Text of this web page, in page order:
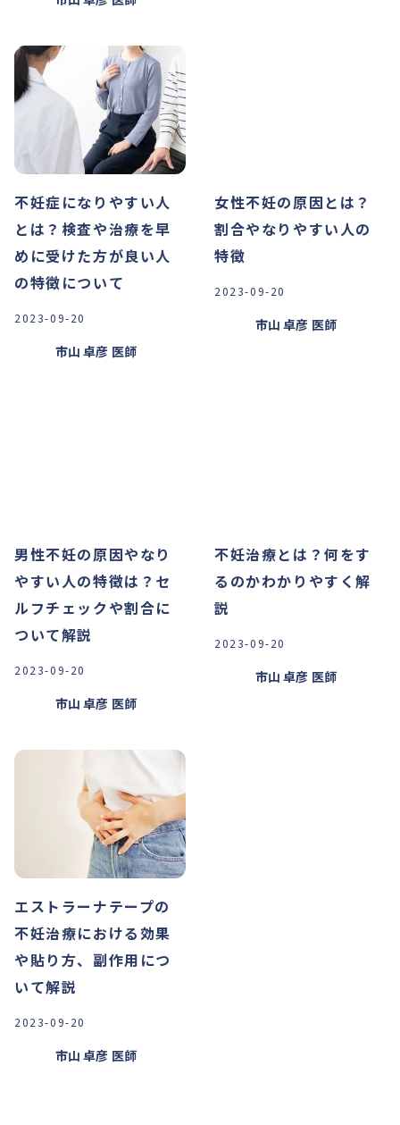
不妊症になりやすい人
とは？検査や治療を早
めに受けた方が良い人
の特徴について
2023-09-20
市山 卓彦 医師
女性不妊の原因とは？
割合やなりやすい人の
特徴
2023-09-20
市山 卓彦 医師
男性不妊の原因やなり
やすい人の特徴は？セ
ルフチェックや割合に
ついて解説
2023-09-20
市山 卓彦 医師
不妊治療とは？何をす
るのかわかりやすく解
説
2023-09-20
市山 卓彦 医師
エストラーナテープの
不妊治療における効果
や貼り方、副作用につ
いて解説
2023-09-20
市山 卓彦 医師